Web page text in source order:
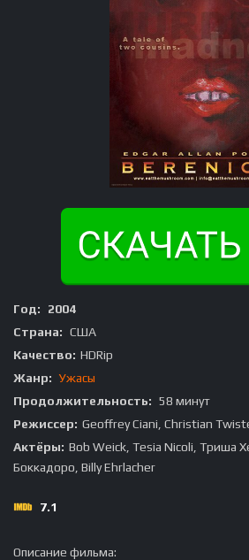
Год:
2004
Страна: США
Качество: HDRip
Жанр: Ужасы
Продолжительность: 58 минут
Режиссер: Geoffrey Ciani, Christian
Актёры: Bob Weick, Tesia Nicoli, Триша
Боккадоро, Billy Ehrlacher
7.1
Описание фильма: